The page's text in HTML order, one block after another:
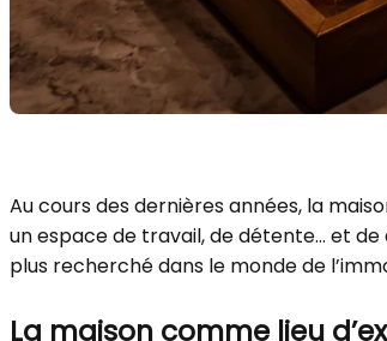
Au cours des dernières années, la
un espace de travail, de détente… et
plus recherché dans le monde de
La maison comme lieu